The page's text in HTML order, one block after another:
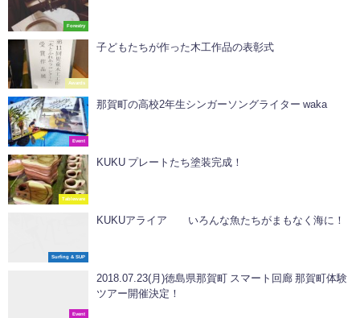
Forestry
Awards
子どもたちが作った木工作品の表彰式
Event
那賀町の高校2年生シンガーソングライター waka
Tableware
KUKU プレートたち塗装完成！
Surfing & SUP
KUKUアライア いろんな魚たちがまもなく海に！
Event
2018.07.23(月)徳島県那賀町 スマート回廊 那賀町体験
ツアー開催決定！